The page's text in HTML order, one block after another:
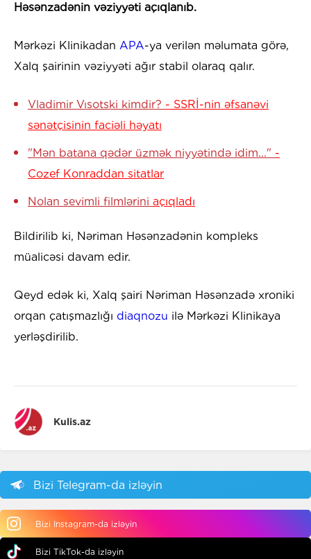
Həsənzadənin vəziyyəti açıqlanıb.
Mərkəzi Klinikadan APA-ya verilən məlumata görə,
Xalq şairinin vəziyyəti ağır stabil olaraq qalır.
Vladimir Vısotski kimdir? - SSRİ-nin əfsanəvi
sənətçisinin faciəli həyatı
"Mən batana qədər üzmək niyyətində idim..." -
Cozef Konraddan sitatlar
Nolan sevimli filmlərini açıqladı
Bildirilib ki, Nəriman Həsənzadənin kompleks
müalicəsi davam edir.
Qeyd edək ki, Xalq şairi Nəriman Həsənzadə xroniki
orqan çatışmazlığı diaqnozu ilə Mərkəzi Klinikaya
yerləşdirilib.
Kulis.az
Bizi Telegram-da izləyin
Bizi Instagram-da izləyin
Bizi TikTok-da izləyin